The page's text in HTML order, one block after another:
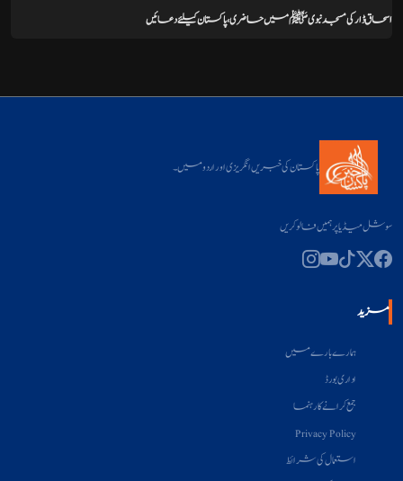
اسحاق ڈار کی مسجد نبوی ﷺ میں حاضری، پاکستان کیلئے دعائیں
پاکستان کی خبریں انگریزی اور اردو میں۔
سوشل میڈیا پر ہمیں فالو کریں
مزید
ہمارے بارے میں
اداری بورڈ
جمع کرانے کا رہنما
Privacy Policy
استعمال کی شرائط